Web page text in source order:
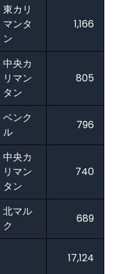
東カリ
マンタ
ン
1,166
中央カ
リマン
タン
805
ベンク
ル
796
中央カ
リマン
タン
740
北マル
ク
689
17,124